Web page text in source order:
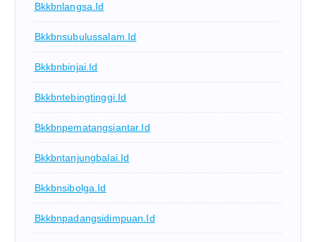
Bkkbnlangsa.id
Bkkbnsubulussalam.id
Bkkbnbinjai.id
Bkkbntebingtinggi.id
Bkkbnpematangsiantar.id
Bkkbntanjungbalai.id
Bkkbnsibolga.id
Bkkbnpadangsidimpuan.id